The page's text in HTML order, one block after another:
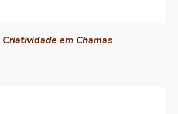
Criatividade em Chamas